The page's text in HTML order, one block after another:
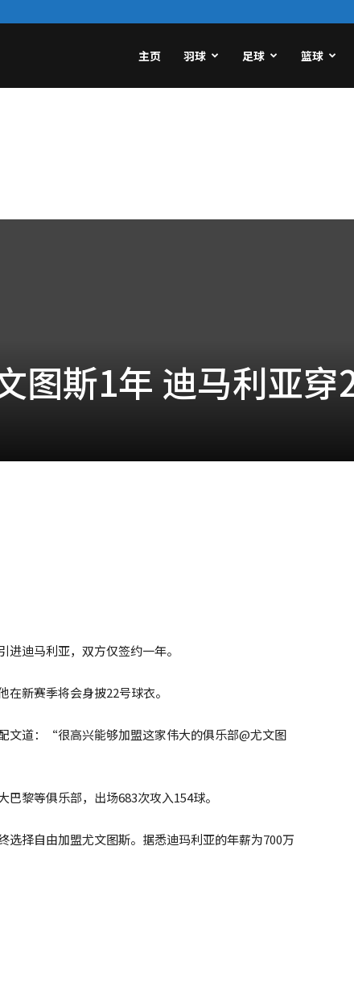
主页 羽球 足球 篮球
图斯1年 迪马利亚穿
迪马利亚，双方仅签约一年。
新赛季将会身披22号球衣。
文道：“很高兴能够加盟这家伟大的俱乐部@尤文图
黎等俱乐部，出场683次攻入154球。
择自由加盟尤文图斯。据悉迪玛利亚的年薪为700万